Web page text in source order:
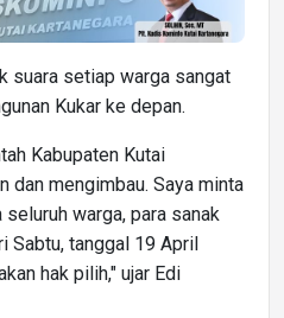
suara setiap warga sangat
Kukar ke depan.
Kabupaten Kutai
dan mengimbau. Saya minta
warga, para sanak
Sabtu, tanggal 19 April
hak pilih," ujar Edi